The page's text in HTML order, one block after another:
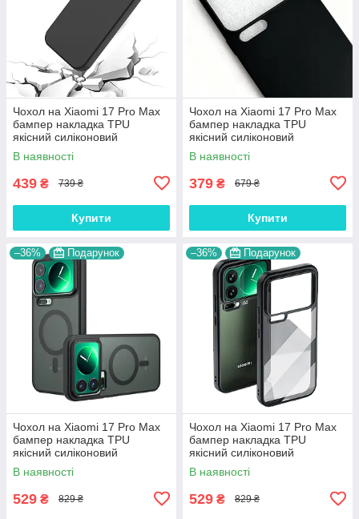
Чохол на Xiaomi 17 Pro Max
бампер накладка TPU
якісний силіконовий
протиударний оригінальний
"SOFT-TOUCH" чорний
В наявності
439 ₴ 739 ₴
Купити
Чохол на Xiaomi 17 Pro Max
бампер накладка TPU
якісний силіконовий
протиударний оригінальний
"W-SHEILD"
В наявності
379 ₴ 679 ₴
Купити
–36% Подарунок
Чохол на Xiaomi 17 Pro Max
бампер накладка TPU
якісний силіконовий
протиударний оригінальний
"AIR-BAG MATTE Mag Safe"
В наявності
529 ₴ 829 ₴
–36% Подарунок
Чохол на Xiaomi 17 Pro Max
бампер накладка TPU
якісний силіконовий
протиударний оригінальний
"W-SHEILD"
В наявності
529 ₴ 829 ₴